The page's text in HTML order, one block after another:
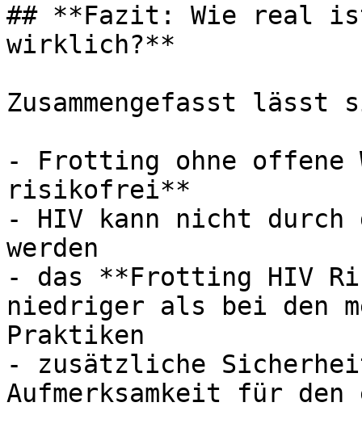
## **Fazit: Wie real
wirklich?**
Zusammengefasst lässt
- Frotting ohne offene
risikofrei**
- HIV kann nicht durch
werden
- das **Frotting HIV
niedriger als bei den
Praktiken
- zusätzliche
Aufmerksamkeit für den